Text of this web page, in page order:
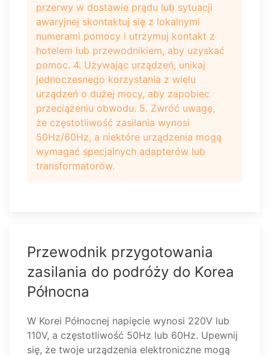
przerwy w dostawie prądu lub sytuacji
awaryjnej skontaktuj się z lokalnymi
numerami pomocy i utrzymuj kontakt z
hotelem lub przewodnikiem, aby uzyskać
pomoc. 4. Używając urządzeń, unikaj
jednoczesnego korzystania z wielu
urządzeń o dużej mocy, aby zapobiec
przeciążeniu obwodu. 5. Zwróć uwagę,
że częstotliwość zasilania wynosi
50Hz/60Hz, a niektóre urządzenia mogą
wymagać specjalnych adapterów lub
transformatorów.
Przewodnik przygotowania
zasilania do podróży do Korea
Północna
W Korei Północnej napięcie wynosi 220V lub
110V, a częstotliwość 50Hz lub 60Hz. Upewnij
się, że twoje urządzenia elektroniczne mogą